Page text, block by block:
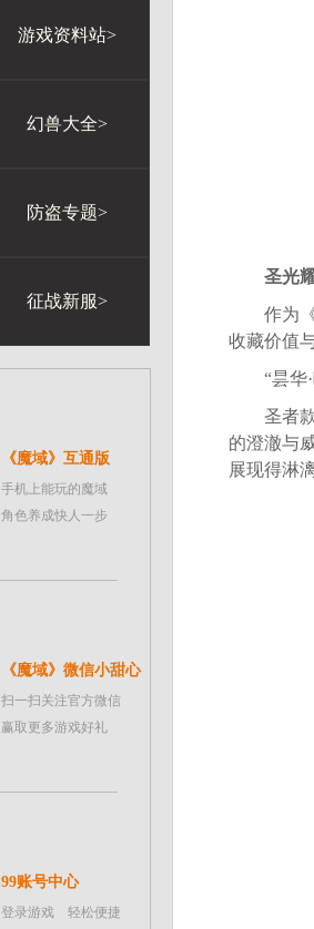
游戏资料站>
幻兽大全>
防盗专题>
征战新服>
《魔域》互通版
手机上能玩的魔域
角色养成快人一步
《魔域》微信小甜心
扫一扫关注官方微信
赢取更多游戏好礼
99账号中心
登录游戏 轻松便捷
圣光
作为《
收藏价值
“昙华·
圣者款
的澄澈与
展现得淋